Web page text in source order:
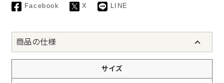
Facebook X LINE
商品の仕様
サイズ